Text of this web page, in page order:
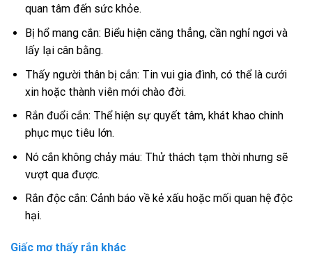
quan tâm đến sức khỏe.
Bị hổ mang cắn: Biểu hiện căng thẳng, cần nghỉ ngơi và
lấy lại cân bằng.
Thấy người thân bị cắn: Tin vui gia đình, có thể là cưới
xin hoặc thành viên mới chào đời.
Rắn đuổi cắn: Thể hiện sự quyết tâm, khát khao chinh
phục mục tiêu lớn.
Nó cắn không chảy máu: Thử thách tạm thời nhưng sẽ
vượt qua được.
Rắn độc cắn: Cảnh báo về kẻ xấu hoặc mối quan hệ độc
hại.
Giấc mơ thấy rắn khác